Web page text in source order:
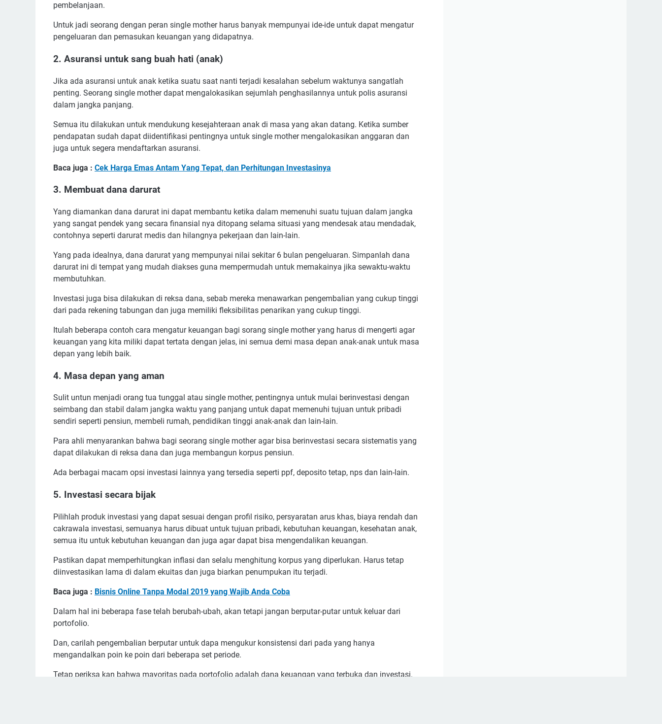
pembelanjaan.
Untuk jadi seorang dengan peran single mother harus banyak mempunyai ide-ide untuk dapat mengatur
pengeluaran dan pemasukan keuangan yang didapatnya.
2. Asuransi untuk sang buah hati (anak)
Jika ada asuransi untuk anak ketika suatu saat nanti terjadi kesalahan sebelum waktunya sangatlah
penting. Seorang single mother dapat mengalokasikan sejumlah penghasilannya untuk polis asuransi
dalam jangka panjang.
Semua itu dilakukan untuk mendukung kesejahteraan anak di masa yang akan datang. Ketika sumber
pendapatan sudah dapat diidentifikasi pentingnya untuk single mother mengalokasikan anggaran dan
juga untuk segera mendaftarkan asuransi.
Baca juga : Cek Harga Emas Antam Yang Tepat, dan Perhitungan Investasinya
3. Membuat dana darurat
Yang diamankan dana darurat ini dapat membantu ketika dalam memenuhi suatu tujuan dalam jangka
yang sangat pendek yang secara finansial nya ditopang selama situasi yang mendesak atau mendadak,
contohnya seperti darurat medis dan hilangnya pekerjaan dan lain-lain.
Yang pada idealnya, dana darurat yang mempunyai nilai sekitar 6 bulan pengeluaran. Simpanlah dana
darurat ini di tempat yang mudah diakses guna mempermudah untuk memakainya jika sewaktu-waktu
membutuhkan.
Investasi juga bisa dilakukan di reksa dana, sebab mereka menawarkan pengembalian yang cukup tinggi
dari pada rekening tabungan dan juga memiliki fleksibilitas penarikan yang cukup tinggi.
Itulah beberapa contoh cara mengatur keuangan bagi sorang single mother yang harus di mengerti agar
keuangan yang kita miliki dapat tertata dengan jelas, ini semua demi masa depan anak-anak untuk masa
depan yang lebih baik.
4. Masa depan yang aman
Sulit untun menjadi orang tua tunggal atau single mother, pentingnya untuk mulai berinvestasi dengan
seimbang dan stabil dalam jangka waktu yang panjang untuk dapat memenuhi tujuan untuk pribadi
sendiri seperti pensiun, membeli rumah, pendidikan tinggi anak-anak dan lain-lain.
Para ahli menyarankan bahwa bagi seorang single mother agar bisa berinvestasi secara sistematis yang
dapat dilakukan di reksa dana dan juga membangun korpus pensiun.
Ada berbagai macam opsi investasi lainnya yang tersedia seperti ppf, deposito tetap, nps dan lain-lain.
5. Investasi secara bijak
Pilihlah produk investasi yang dapat sesuai dengan profil risiko, persyaratan arus khas, biaya rendah dan
cakrawala investasi, semuanya harus dibuat untuk tujuan pribadi, kebutuhan keuangan, kesehatan anak,
semua itu untuk kebutuhan keuangan dan juga agar dapat bisa mengendalikan keuangan.
Pastikan dapat memperhitungkan inflasi dan selalu menghitung korpus yang diperlukan. Harus tetap
diinvestasikan lama di dalam ekuitas dan juga biarkan penumpukan itu terjadi.
Baca juga : Bisnis Online Tanpa Modal 2019 yang Wajib Anda Coba
Dalam hal ini beberapa fase telah berubah-ubah, akan tetapi jangan berputar-putar untuk keluar dari
portofolio.
Dan, carilah pengembalian berputar untuk dapa mengukur konsistensi dari pada yang hanya
mengandalkan poin ke poin dari beberapa set periode.
Tetap periksa kan bahwa mayoritas pada portofolio adalah dana keuangan yang terbuka dan investasi.